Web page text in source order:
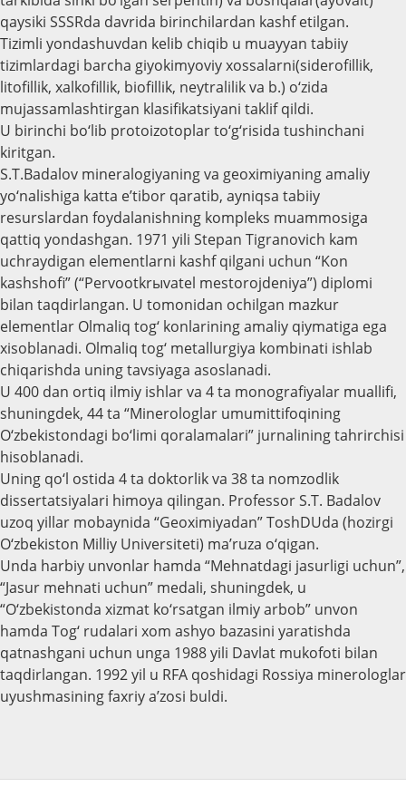
qaysiki SSSRda davrida birinchilardan kashf etilgan.
Tizimli yondashuvdan kelib chiqib u muayyan tabiiy
tizimlardagi barcha giyokimyoviy xossalarni(siderofillik,
litofillik, xalkofillik, biofillik, neytralilik va b.) o‘zida
mujassamlashtirgan klasifikatsiyani taklif qildi.
U birinchi bo‘lib protoizotoplar to‘g‘risida tushinchani
kiritgan.
S.T.Badalov mineralogiyaning va geoximiyaning amaliy
yo‘nalishiga katta e’tibor qaratib, ayniqsa tabiiy
resurslardan foydalanishning kompleks muammosiga
qattiq yondashgan. 1971 yili Stepan Tigranovich kam
uchraydigan elementlarni kashf qilgani uchun “Kon
kashshofi” (“Pervootkrыvatel mestorojdeniya”) diplomi
bilan taqdirlangan. U tomonidan ochilgan mazkur
elementlar Olmaliq tog‘ konlarining amaliy qiymatiga ega
xisoblanadi. Olmaliq tog‘ metallurgiya kombinati ishlab
chiqarishda uning tavsiyaga asoslanadi.
U 400 dan ortiq ilmiy ishlar va 4 ta monografiyalar muallifi,
shuningdek, 44 ta “Minerologlar umumittifoqining
O‘zbekistondagi bo‘limi qoralamalari” jurnalining tahrirchisi
hisoblanadi.
Uning qo‘l ostida 4 ta doktorlik va 38 ta nomzodlik
dissertatsiyalari himoya qilingan. Professor S.T. Badalov
uzoq yillar mobaynida “Geoximiyadan” ToshDUda (hozirgi
O‘zbekiston Milliy Universiteti) ma’ruza o‘qigan.
Unda harbiy unvonlar hamda “Mehnatdagi jasurligi uchun”,
“Jasur mehnati uchun” medali, shuningdek, u
“O‘zbekistonda xizmat ko‘rsatgan ilmiy arbob” unvon
hamda Tog‘ rudalari xom ashyo bazasini yaratishda
qatnashgani uchun unga 1988 yili Davlat mukofoti bilan
taqdirlangan. 1992 yil u RFA qoshidagi Rossiya minerologlar
uyushmasining faxriy a’zosi buldi.